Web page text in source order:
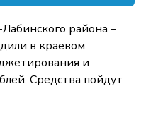
района –
в краевом
и
Средства пойдут